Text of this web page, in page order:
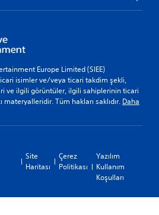
Europe Limited (SIEE)
isimler ve/veya ticari takdim şekli,
ve ilgili görüntüler, ilgili sahiplerinin ticari
Tüm hakları saklıdır. Daha
Site
Haritası
Çerez
Politikası
Yazılım
Kullanım
Koşulları